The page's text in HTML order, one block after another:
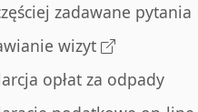
zadawane pytania
wizyt
opłat za odpady